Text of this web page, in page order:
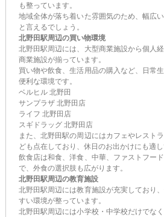
も整っています。
地域全体が落ち着いた雰囲気のため、幅広
と言えるでしょう。
北野田駅周辺の買い物環境
北野田駅周辺には、大型商業施設から個人
商業施設が揃っています。
買い物や飲食、生活用品の購入など、日常
便利な環境です。
ベルヒル 北野田
サンプラザ 北野田店
ライフ 北野田店
スギドラッグ 北野田店
また、北野田駅の周辺にはカフェやレスト
ども点在しており、休日のお出かけにも適し
飲食店は和食、洋食、中華、ファストフー
で、外食の選択肢も広がります。
北野田駅周辺の教育施設
北野田駅周辺には教育施設が充実しており
すい環境が整っています。
北野田駅周辺には小学校・中学校だけでな